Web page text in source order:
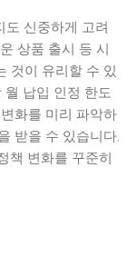
신중하게 고려
상품 출시 등 시
것이 유리할 수 있
월 납입 인정 한도
화를 미리 파악하
받을 수 있습니다.
책 변화를 꾸준히